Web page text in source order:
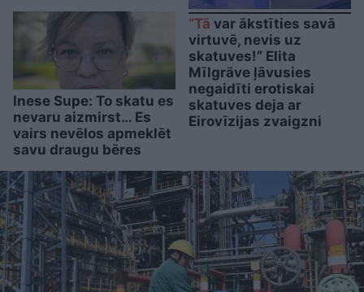
Inese Supe: To skatu es
nevaru aizmirst… Es
vairs nevēlos apmeklēt
savu draugu bēres
“Tā var ākstīties savā
virtuvē, nevis uz
skatuves!” Elita
Mīlgrāve ļāvusies
negaidīti erotiskai
skatuves deja ar
Eirovīzijas zvaigzni